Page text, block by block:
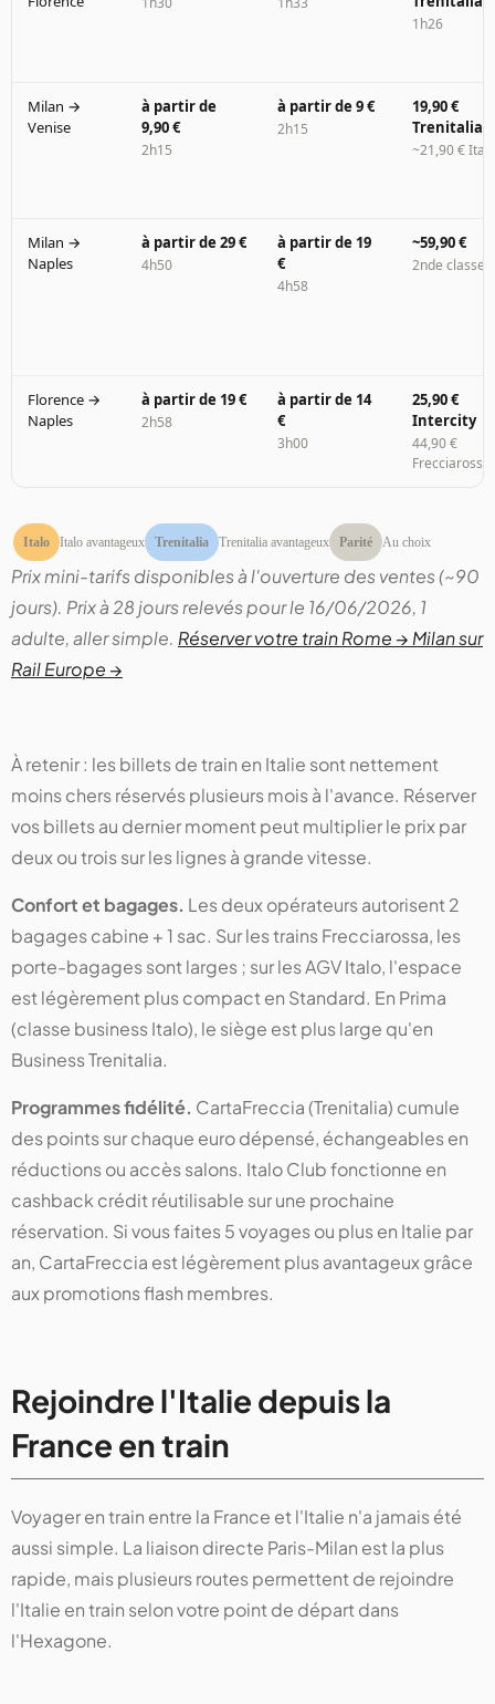
1h26
Milan →
Venise
à partir de
9,90 €
2h15
à partir de 9 €
2h15
19,90 €
Trenitalia
~21,90 € Italo
Milan →
Naples
à partir de 29 €
4h50
à partir de 19
€
4h58
~59,90 €
2nde classe
Florence →
Naples
à partir de 19 €
2h58
à partir de 14
€
3h00
25,90 €
Intercity
44,90 €
Frecciarossa
Italo Italo avantageux Trenitalia Trenitalia avantageux Parité Au choix
Prix mini-tarifs disponibles à l'ouverture des ventes (~90
jours). Prix à 28 jours relevés pour le 16/06/2026, 1
adulte, aller simple. Réserver votre train Rome → Milan sur
Rail Europe →
À retenir : les billets de train en Italie sont nettement
moins chers réservés plusieurs mois à l'avance. Réserver
vos billets au dernier moment peut multiplier le prix par
deux ou trois sur les lignes à grande vitesse.
Confort et bagages. Les deux opérateurs autorisent 2
bagages cabine + 1 sac. Sur les trains Frecciarossa, les
porte-bagages sont larges ; sur les AGV Italo, l'espace
est légèrement plus compact en Standard. En Prima
(classe business Italo), le siège est plus large qu'en
Business Trenitalia.
Programmes fidélité. CartaFreccia (Trenitalia) cumule
des points sur chaque euro dépensé, échangeables en
réductions ou accès salons. Italo Club fonctionne en
cashback crédit réutilisable sur une prochaine
réservation. Si vous faites 5 voyages ou plus en Italie par
an, CartaFreccia est légèrement plus avantageux grâce
aux promotions flash membres.
Rejoindre l'Italie depuis la
France en train
Voyager en train entre la France et l'Italie n'a jamais été
aussi simple. La liaison directe Paris-Milan est la plus
rapide, mais plusieurs routes permettent de rejoindre
l'Italie en train selon votre point de départ dans
l'Hexagone.